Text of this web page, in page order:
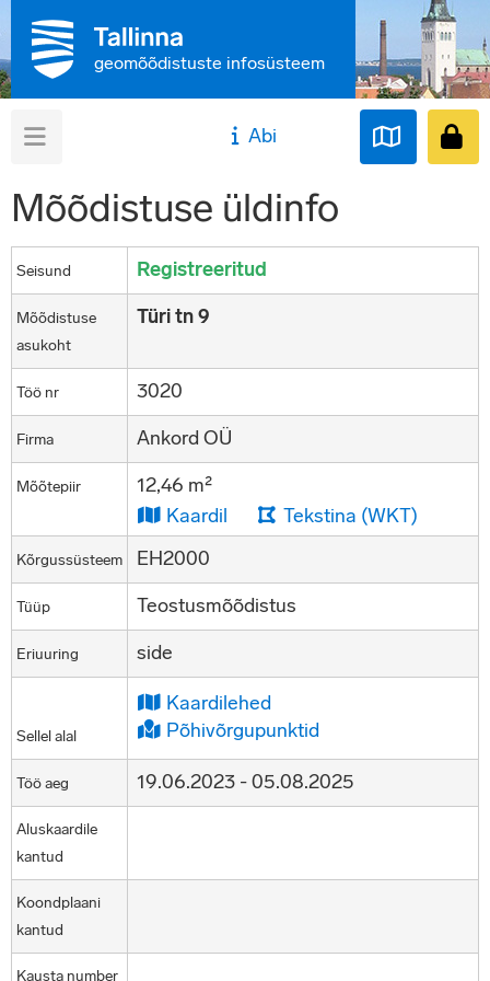
geomõõdistuste infosüsteem
Abi
Mõõdistuse üldinfo
Seisund Registreeritud
Mõõdistuse
asukoht
Türi tn 9
Töö nr 3020
Firma Ankord OÜ
Mõõtepiir
12,46 m²
Kaardil
Tekstina (WKT)
Kõrgussüsteem EH2000
Tüüp Teostusmõõdistus
Eriuuring side
Sellel alal
Kaardilehed
Põhivõrgupunktid
Töö aeg 19.06.2023 - 05.08.2025
Aluskaardile
kantud
Koondplaani
kantud
Kausta number